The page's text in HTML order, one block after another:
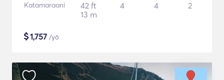
Katamaraani
42 ft
13 m
4 4 2
$1,757 /yö